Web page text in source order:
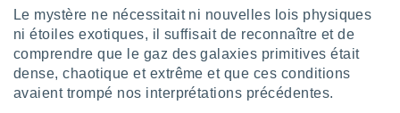
1199
Le mystère ne nécessitait ni nouvelles lois physiques
ni étoiles exotiques, il suffisait de reconnaître et de
comprendre que le gaz des galaxies primitives était
dense, chaotique et extrême et que ces conditions
avaient trompé nos interprétations précédentes.